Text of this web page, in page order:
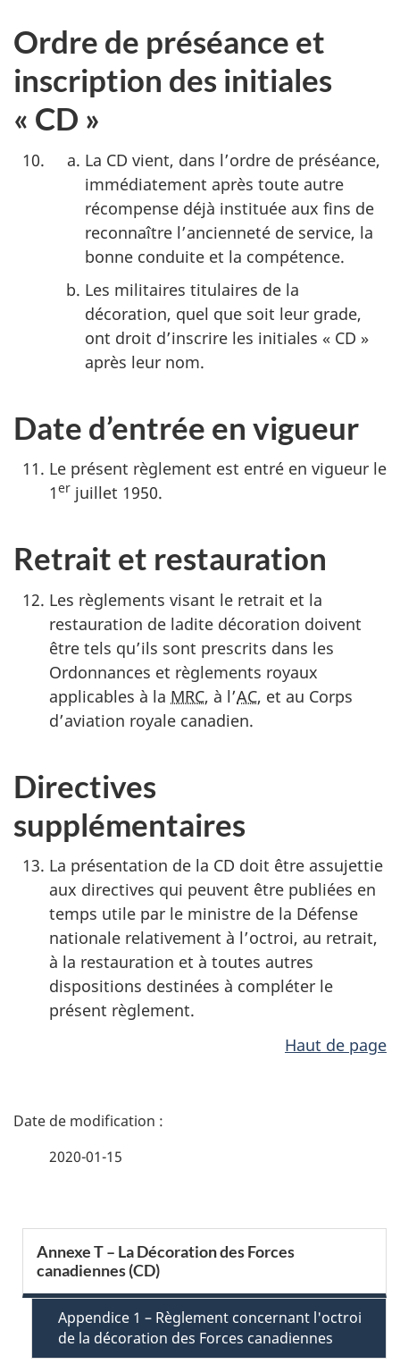
Ordre de préséance et
inscription des initiales
« CD »
La CD vient, dans l’ordre de préséance,
immédiatement après toute autre
récompense déjà instituée aux fins de
reconnaître l’ancienneté de service, la
bonne conduite et la compétence.
Les militaires titulaires de la
décoration, quel que soit leur grade,
ont droit d’inscrire les initiales « CD »
après leur nom.
Date d’entrée en vigueur
Le présent règlement est entré en vigueur le
1er juillet 1950.
Retrait et restauration
Les règlements visant le retrait et la
restauration de ladite décoration doivent
être tels qu’ils sont prescrits dans les
Ordonnances et règlements royaux
applicables à la MRC, à l’AC, et au Corps
d’aviation royale canadien.
Directives
supplémentaires
La présentation de la CD doit être assujettie
aux directives qui peuvent être publiées en
temps utile par le ministre de la Défense
nationale relativement à l’octroi, au retrait,
à la restauration et à toutes autres
dispositions destinées à compléter le
présent règlement.
Haut de page
D
a
2020-01-15
e
Annexe T – La Décoration des Forces
canadiennes (CD)
Appendice 1 – Règlement concernant l'octroi
de la décoration des Forces canadiennes